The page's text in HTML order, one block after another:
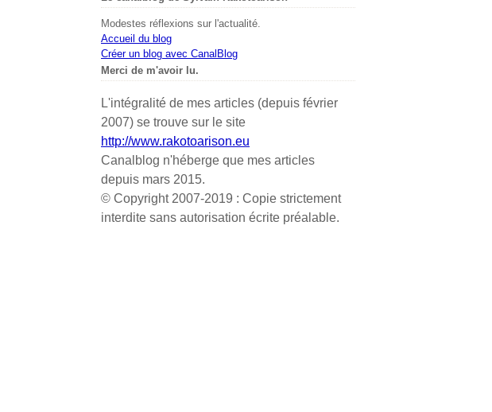
Modestes réflexions sur l'actualité.
Accueil du blog
Créer un blog avec CanalBlog
Merci de m'avoir lu.
L'intégralité de mes articles (depuis février
2007) se trouve sur le site
http://www.rakotoarison.eu
Canalblog n'héberge que mes articles
depuis mars 2015.
© Copyright 2007-2019 : Copie strictement
interdite sans autorisation écrite préalable.